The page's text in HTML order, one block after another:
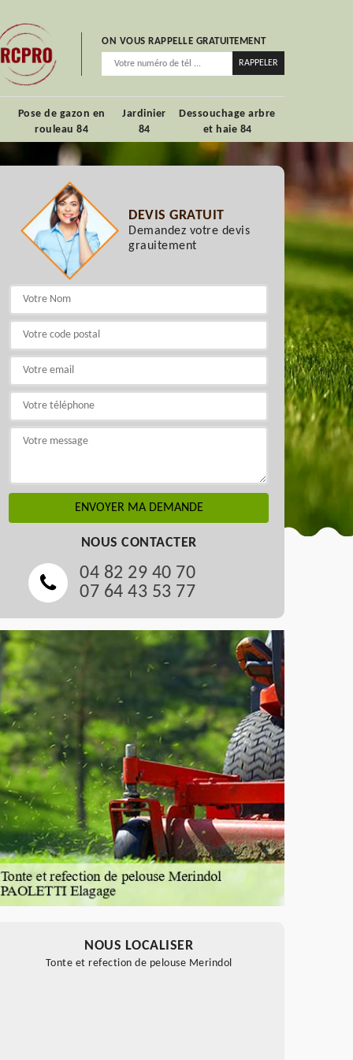
ON VOUS RAPPELLE GRATUITEMENT
Pose de gazon en
rouleau 84
Jardinier
84
Dessouchage arbre
et haie 84
DEVIS GRATUIT
Demandez votre devis
grauitement
NOUS CONTACTER
04 82 29 40 70
07 64 43 53 77
NOUS LOCALISER
Tonte et refection de pelouse Merindol